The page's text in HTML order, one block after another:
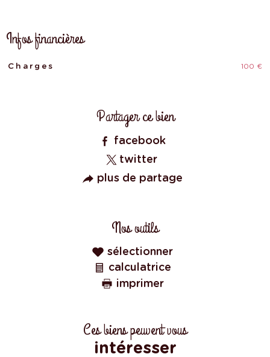
Infos financières
Caractéristiques
Charges 100 €
Partager ce bien
facebook
twitter
plus de partage
Nos outils
sélectionner
calculatrice
imprimer
Ces biens peuvent vous
intéresser